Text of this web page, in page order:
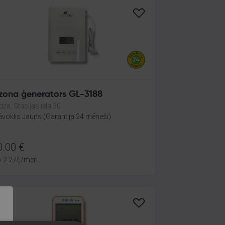
Ozona ģenerators GL-3188
Stacijas iela 30
Jauns (Garantija 24 mēneši)
€
2.27€/mēn.